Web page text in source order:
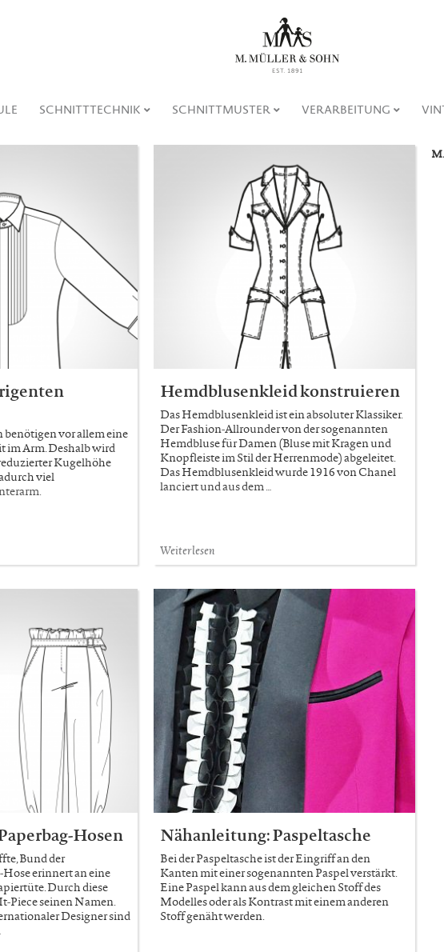
SCHNITTTECHNIK SCHNITTMUSTER VERARBEITUNG
vor allem eine
im Arm. Deshalb wird
Kugelhöhe
viel
Hemdblusenkleid konstruieren
Das Hemdblusenkleid ist ein absoluter Klassiker.
Der Fashion-Allrounder von der sogenannten
Hemdbluse für Damen (Bluse mit Kragen und
Knopfleiste im Stil der Herrenmode) abgeleitet.
Das Hemdblusenkleid wurde 1916 von Chanel
lanciert und aus dem …
Weiterlesen
Hosen
Bund der
erinnert an eine
Durch diese
Piece seinen Namen.
Designer sind
Nähanleitung: Paspeltasche
Bei der Paspeltasche ist der Eingriff an den
Kanten mit einer sogenannten Paspel verstärkt.
Eine Paspel kann aus dem gleichen Stoff des
Modelles oder als Kontrast mit einem anderen
Stoff genäht werden.